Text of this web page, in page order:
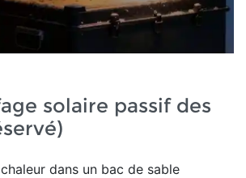
solaire passif des
dans un bac de sable